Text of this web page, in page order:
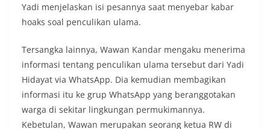
Yadi menjelaskan isi pesannya saat menyebar kabar
hoaks soal penculikan ulama.
Tersangka lainnya, Wawan Kandar mengaku menerima
informasi tentang penculikan ulama tersebut dari Yadi
Hidayat via WhatsApp. Dia kemudian membagikan
informasi itu ke grup WhatsApp yang beranggotakan
warga di sekitar lingkungan permukimannya.
Kebetulan, Wawan merupakan seorang ketua RW di